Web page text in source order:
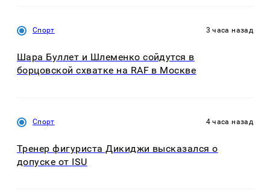
Спорт 3 часа назад
Шара Буллет и Шлеменко сойдутся в
борцовской схватке на RAF в Москве
Спорт 4 часа назад
Тренер фигуриста Дикиджи высказался о
допуске от ISU